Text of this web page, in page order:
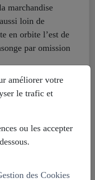
marchandise
loin de
en orbite l’est de
par omission
améliorer votre
le trafic et
ou les accepter
des Cookies